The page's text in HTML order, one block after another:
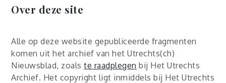
Over deze site
Alle op deze website gepubliceerde fragmenten
komen uit het archief van het Utrechts(ch)
Nieuwsblad, zoalste raadplegen bij Het Utrechts
Archief. Het copyright ligt inmiddels bij Het Utrechts